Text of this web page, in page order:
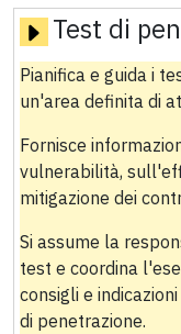
Test di
Pianifica e guida i
un'area definita di
Fornisce
vulnerabilità,
mitigazione dei
Si assume la
test e coordina
consigli e
di penetrazione.